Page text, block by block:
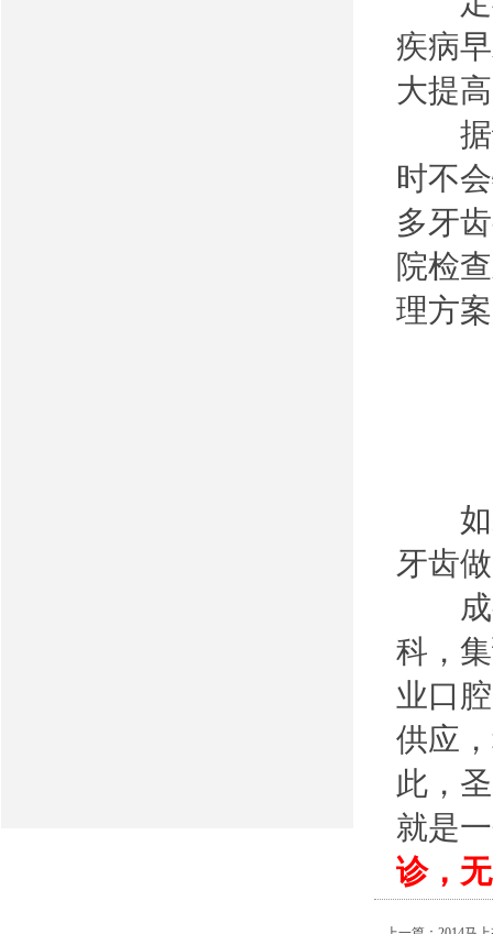
疾病
大提
据调
时不
多牙
院检
理方
如果
牙齿
成
科，
业口
供应
此，
就是
诊，